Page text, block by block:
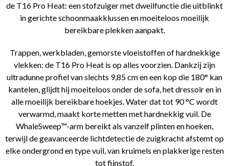
de T16 Pro Heat: een stofzuiger met dweilfunctie die uitblinkt
in gerichte schoonmaakklussen en moeiteloos moeilijk
bereikbare plekken aanpakt.
Trappen, werkbladen, gemorste vloeistoffen of hardnekkige
vlekken: de T16 Pro Heat is op alles voorzien. Dankzij zijn
ultradunne profiel van slechts 9,85 cm en een kop die 180° kan
kantelen, glijdt hij moeiteloos onder de sofa, het dressoir en in
alle moeilijk bereikbare hoekjes. Water dat tot 90 °C wordt
verwarmd, maakt korte metten met hardnekkig vuil. De
WhaleSweep™-arm bereikt als vanzelf plinten en hoeken,
terwijl de geavanceerde lichtdetectie de zuigkracht afstemt op
elke ondergrond en type vuil, van kruimels en plakkerige resten
tot fijnstof.